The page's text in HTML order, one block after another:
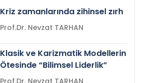
Kriz zamanlarında zihinsel zırh
Prof.Dr. Nevzat TARHAN
Klasik ve Karizmatik Modellerin
Ötesinde “Bilimsel Liderlik”
Prof.Dr. Nevzat TARHAN